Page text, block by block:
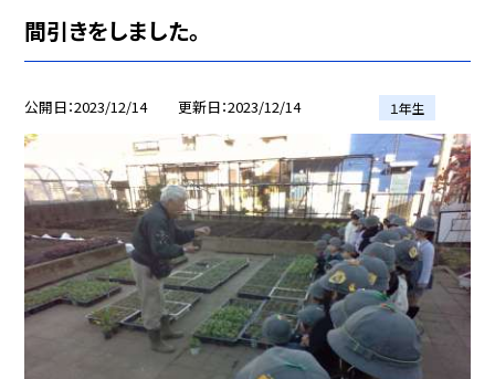
間引きをしました。
公開日 2023/12/14 更新日 2023/12/14 １年生